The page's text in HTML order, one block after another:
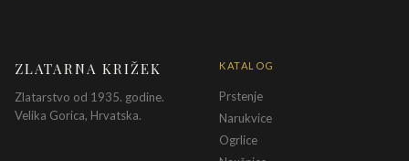
ZLATARNA KRIŽEK
Zlatarstvo od 1935. godine.
Velika Gorica, Hrvatska.
KATALOG
Prstenje
Narukvice
Ogrlice